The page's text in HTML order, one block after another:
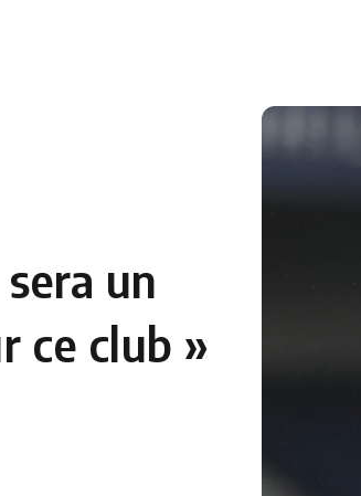
un
ce club »